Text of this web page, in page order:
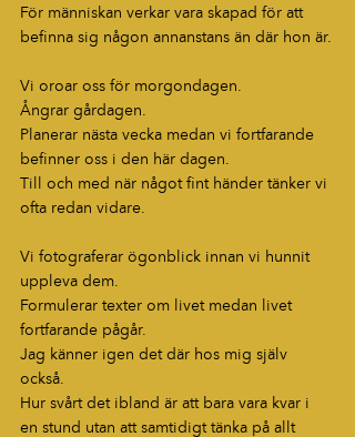
För människan verkar vara skapad för att
befinna sig någon annanstans än där hon är.
Vi oroar oss för morgondagen.
Ångrar gårdagen.
Planerar nästa vecka medan vi fortfarande
befinner oss i den här dagen.
Till och med när något fint händer tänker vi
ofta redan vidare.
Vi fotograferar ögonblick innan vi hunnit
uppleva dem.
Formulerar texter om livet medan livet
fortfarande pågår.
Jag känner igen det där hos mig själv
också.
Hur svårt det ibland är att bara vara kvar i
en stund utan att samtidigt tänka på allt